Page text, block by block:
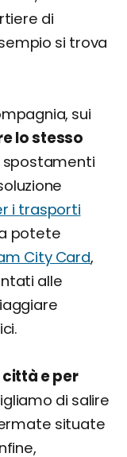
di
si trova
sui
lo stesso
spostamenti
i trasporti
potete
City Card,
alle
e per
di salire
situate